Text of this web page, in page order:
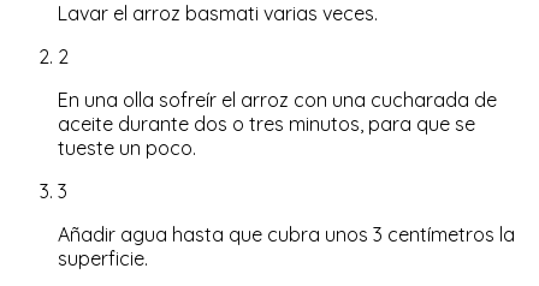
Lavar el arroz basmati varias veces.
2
En una olla sofreír el arroz con una cucharada de
aceite durante dos o tres minutos, para que se
tueste un poco.
3
Añadir agua hasta que cubra unos 3 centímetros la
superficie.